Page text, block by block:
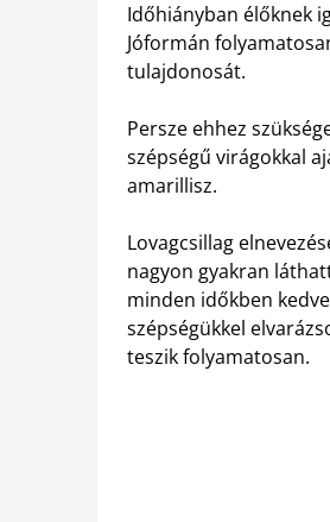
Időhiányban élőknek
Jóformán
tulajdonosát.
Persze ehhez
szépségű virágokkal
amarillisz.
Lovagcsillag
nagyon gyakran
minden időkben
szépségükkel
teszik folyamatosan.